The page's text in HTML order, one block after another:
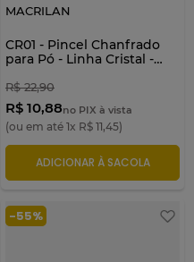
MACRILAN
CR01 - Pincel Chanfrado
para Pó - Linha Cristal -
R$ 22,90
R$ 10,88no PIX à vista
(ou em até 1x R$ 11,45)
ADICIONAR À SACOLA
-55%